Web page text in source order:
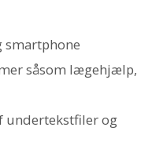
smartphone
såsom lægehjælp,
undertekstfiler og